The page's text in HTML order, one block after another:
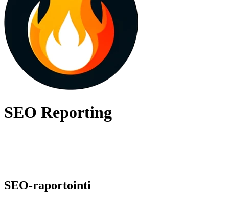
SEO Reporting
SEO-raportointi